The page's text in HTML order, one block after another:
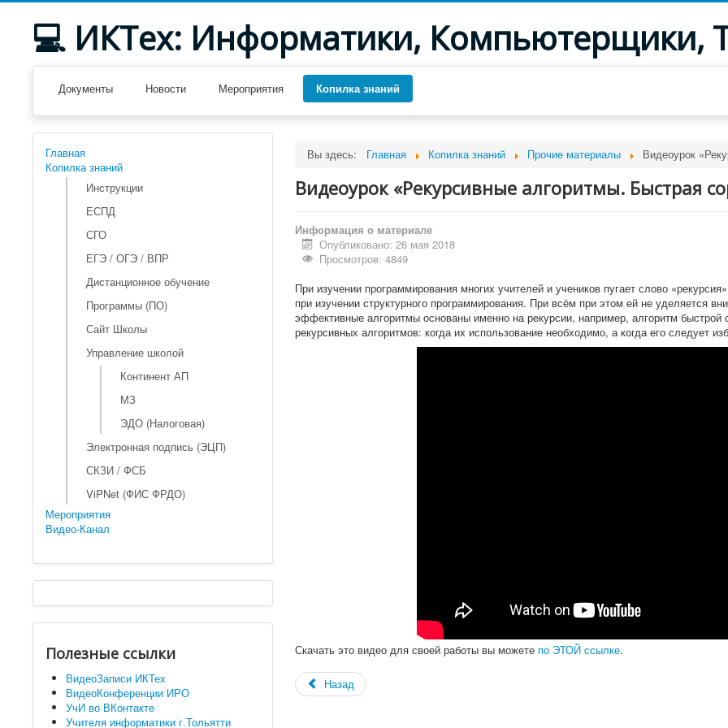
💻 ИКТех: Информатики, Компьютерщики,
Документы Новости Мероприятия Копилка знаний
Главная
Копилка знаний
Инструкции
ЕСПД
СГО
ЕГЭ / ОГЭ / ВПР
Дистанционное обучение
Программы (ПО)
Сайт Школы
Управление школой
Континент АП
МЗ
ЭДО (Налоговая)
Электронная подпись (ЭЦП)
СКЗИ / ФСБ
ViPNet (ФИС ФРДО)
Мероприятия
Видео-Канал
Полезные ссылки
ВидеоЗаписи ИКТех
ВидеоКонференции ИРО
УчИ во ВКонтакте
Учителя информатики г.Тольятти
Вы здесь: Главная Копилка знаний Прочие материалы Видеоурок
Видеоурок «Рекурсивные алгоритмы. Быстрая
Информация о материале
Опубликовано: 26 мая 2018
Просмотров: 4849
При изучении программирования многих учителей и учеников пугает слово
при изучении структурного программирования. При всём при этом ей не уделяется
эффективные алгоритмы основаны именно на рекурсии, например, алгоритм
рекурсивных алгоритмов: когда их использование необходимо, а когда его следует
Скачать это видео для своей работы вы можете по ЭТОЙ ссылке.
Назад